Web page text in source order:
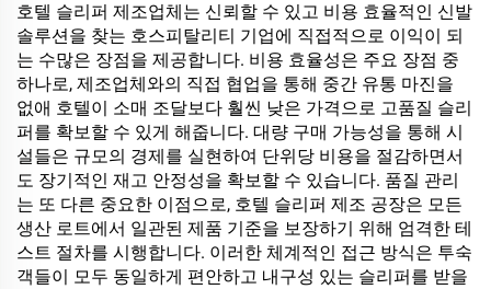
호텔 슬리퍼 제조업체는 신뢰할 수 있고 비용 효율적인 신발
솔루션을 찾는 호스피탈리티 기업에 직접적으로 이익이 되
는 수많은 장점을 제공합니다. 비용 효율성은 주요 장점 중
하나로, 제조업체와의 직접 협업을 통해 중간 유통 마진을
없애 호텔이 소매 조달보다 훨씬 낮은 가격으로 고품질 슬리
퍼를 확보할 수 있게 해줍니다. 대량 구매 가능성을 통해 시
설들은 규모의 경제를 실현하여 단위당 비용을 절감하면서
도 장기적인 재고 안정성을 확보할 수 있습니다. 품질 관리
는 또 다른 중요한 이점으로, 호텔 슬리퍼 제조 공장은 모든
생산 로트에서 일관된 제품 기준을 보장하기 위해 엄격한 테
스트 절차를 시행합니다. 이러한 체계적인 접근 방식은 투숙
객들이 모두 동일하게 편안하고 내구성 있는 슬리퍼를 받을